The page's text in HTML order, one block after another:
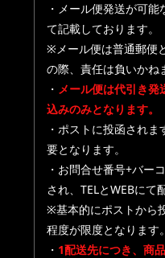
・メール便発送が可
て記載しております。
※メール便は普通郵便
の際、責任は負いかね
・ メール便は代引き発
込みのみとなります。
・ポストに投函され
要となります。
・お問合せ番号+バー
され、TELとWEBにて
※基本的にポストから
程度が限度となります。
・ 1配送先につき、商